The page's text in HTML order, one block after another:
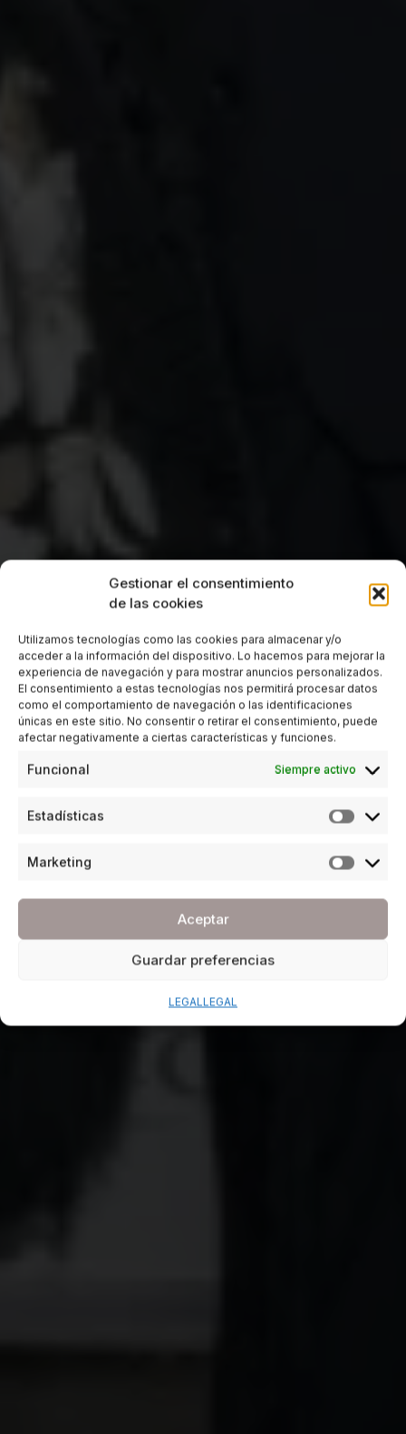
Gestionar el consentimiento
de las cookies
Utilizamos tecnologías como las cookies para almacenar y/o
acceder a la información del dispositivo. Lo hacemos para mejorar la
experiencia de navegación y para mostrar anuncios personalizados.
El consentimiento a estas tecnologías nos permitirá procesar datos
como el comportamiento de navegación o las identificaciones
únicas en este sitio. No consentir o retirar el consentimiento, puede
afectar negativamente a ciertas características y funciones.
Funcional Siempre activo
Estadísticas
Marketing
Aceptar
Guardar preferencias
LEGALLEGAL